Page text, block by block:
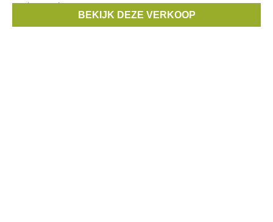
merken zoals
March23,Heart Mind ,Just Eve
BEKIJK DEZE VERKOOP